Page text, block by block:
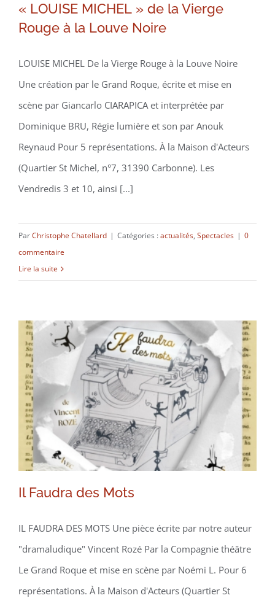
« LOUISE MICHEL » de la Vierge
Rouge à la Louve Noire
LOUISE MICHEL De la Vierge Rouge à la Louve Noire
Une création par le Grand Roque, écrite et mise en
scène par Giancarlo CIARAPICA et interprétée par
Dominique BRU, Régie lumière et son par Anouk
Reynaud Pour 5 représentations. À la Maison d'Acteurs
(Quartier St Michel, n°7, 31390 Carbonne). Les
Vendredis 3 et 10, ainsi [...]
ParChristophe Chatellard | Catégories :actualités, Spectacles | 0
commentaire
Lire la suite
Il Faudra des Mots
Il Faudra des Mots
IL FAUDRA DES MOTS Une pièce écrite par notre auteur
"dramaludique" Vincent Rozé Par la Compagnie théâtre
Le Grand Roque et mise en scène par Noémi L. Pour 6
représentations. À la Maison d'Acteurs (Quartier St